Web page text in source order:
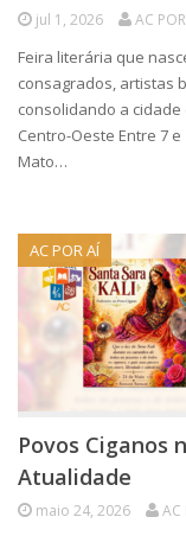
jul 1, 2026 AC
Feira literária que
consagrados, artistas
consolidando a
Centro-Oeste Entre 7
Mato…
AC POR AÍ
Povos Ciganos
Atualidade
maio 24, 2026 AC